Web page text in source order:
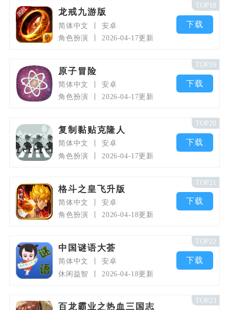
龙戒九游版
简体中文
安卓
角色扮演
2026-04-17更新
下载
TOP18
原子冒险
简体中文
安卓
角色扮演
2026-04-17更新
下载
TOP19
复制黏贴克隆人
简体中文
安卓
角色扮演
2026-04-17更新
下载
TOP20
格斗之皇飞升版
简体中文
安卓
角色扮演
2026-04-18更新
下载
TOP21
中国谜语大荟
简体中文
安卓
休闲益智
2026-04-18更新
下载
TOP22
百龙霸业之热血三国志
TOP23